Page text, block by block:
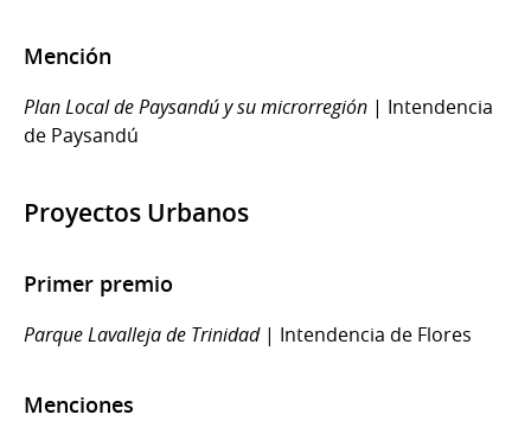
Mención
Plan Local de Paysandú y su microrregión | Intendencia
de Paysandú
Proyectos Urbanos
Primer premio
Parque Lavalleja de Trinidad| Intendencia de Flores
Menciones